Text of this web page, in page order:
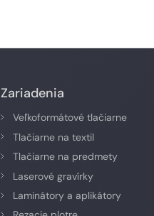
Zariadenia
Veľkoformátové tlačiarne
Tlačiarne na textil
Tlačiarne na predmety
Laserové gravírky
Laminátory a aplikátory